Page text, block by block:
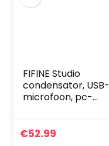
FIFINE Studio
condensator, USB-
microfoon, pc-
schaararm,
€52.99